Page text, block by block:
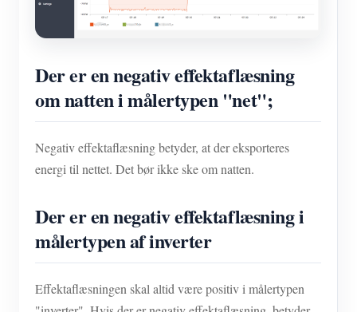
Der er en negativ effektaflæsning
om natten i målertypen "net";
Negativ effektaflæsning betyder, at der eksporteres
energi til nettet. Det bør ikke ske om natten.
Der er en negativ effektaflæsning i
målertypen af inverter
Effektaflæsningen skal altid være positiv i målertypen